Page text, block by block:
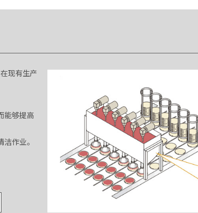
现有生产
能够提高
作业。